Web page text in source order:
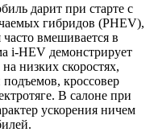
дарит при старте с
гибридов (PHEV),
часто вмешивается в
i-HEV демонстрирует
низких скоростях,
кроссовер
В салоне при
ускорения ничем